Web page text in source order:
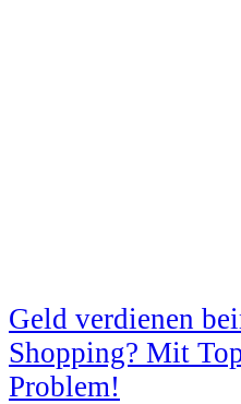
Geld verdienen
Shopping? Mit
Problem!